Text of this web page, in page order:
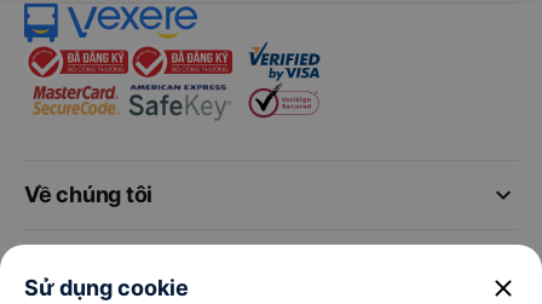
keyboard_arrow_down
Về chúng tôi
Sử dụng cookie close